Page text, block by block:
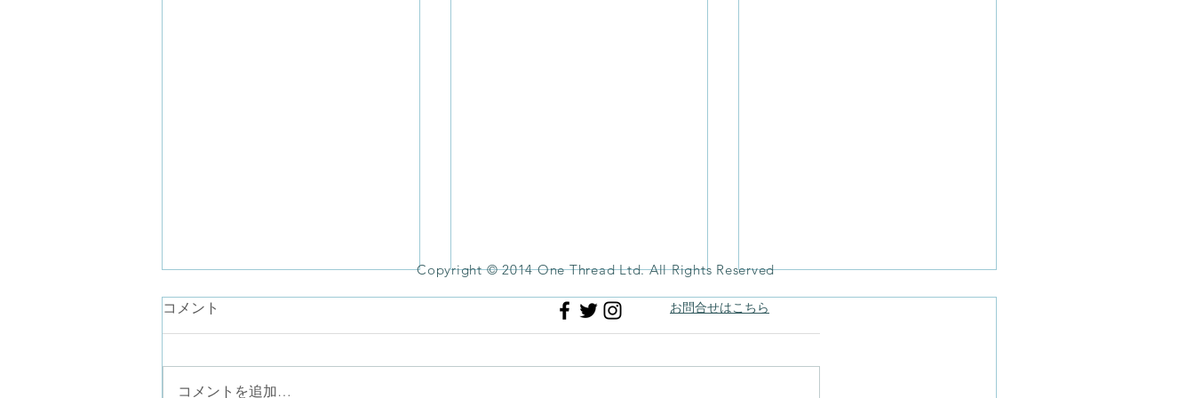
コメント
コメントを追加…
Copyright © 2014 One Thread Ltd. All Rights Reserved
お問合せはこちら